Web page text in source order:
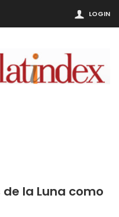
LOGIN
la Luna como